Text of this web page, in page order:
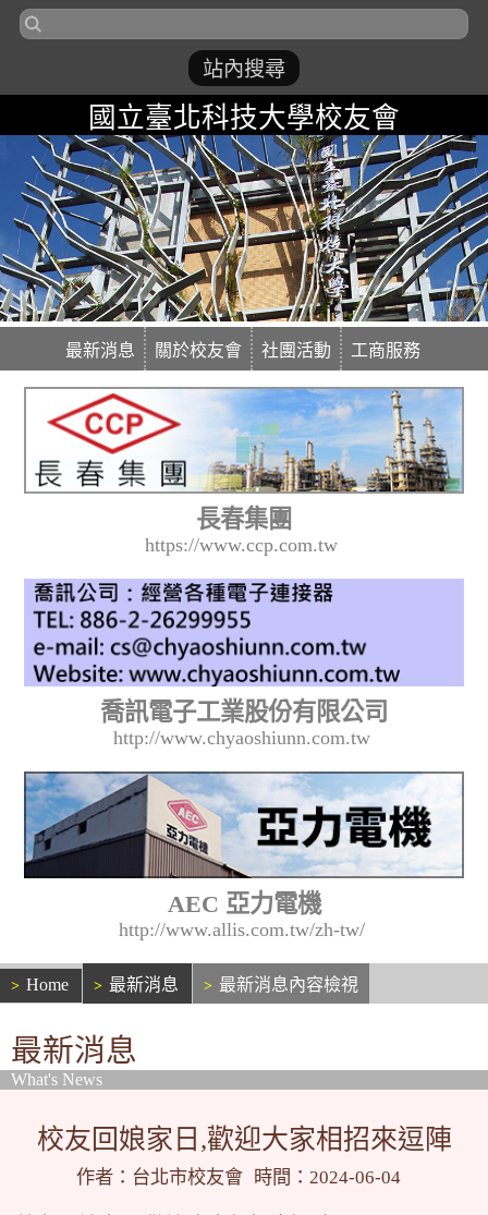
國立臺北科技大學校友會
最新消息 關於校友會 社團活動 工商服務
長春集團
https://www.ccp.com.tw
喬訊電子工業股份有限公司
http://www.chyaoshiunn.com.tw
AEC 亞力電機
http://www.allis.com.tw/zh-tw/
Home 最新消息 最新消息內容檢視
最新消息
What's News
校友回娘家日,歡迎大家相招來逗陣
作者：台北市校友會 時間：2024-06-04